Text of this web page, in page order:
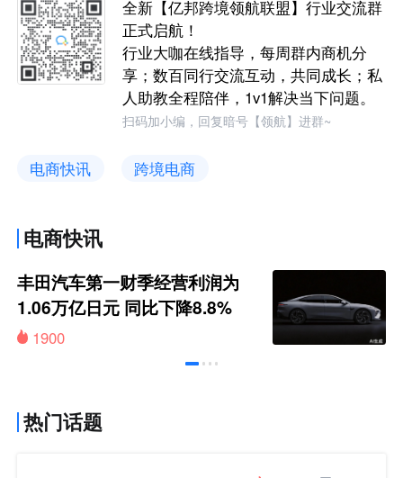
全新【亿邦跨境领航联盟】行业交流群
正式启航！
行业大咖在线指导，每周群内商机分
享；数百同行交流互动，共同成长；私
人助教全程陪伴，1v1解决当下问题。
扫码加小编，回复暗号【领航】进群~
电商快讯 跨境电商
电商快讯
丰田汽车第一财季经营利润为
1.06万亿日元 同比下降8.8%
1900
热门话题